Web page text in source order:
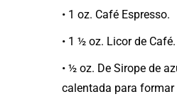
• 1 oz. Café Espresso.
• 1 ½ oz. Licor de Café.
• ½ oz. De Sirope de
calentada para formar